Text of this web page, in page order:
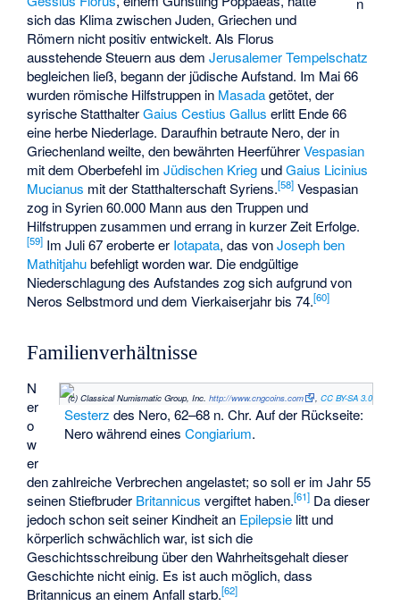
sich das Klima zwischen Juden, Griechen und
Römern nicht positiv entwickelt. Als Florus
ausstehende Steuern aus demJerusalemer Tempelschatz
begleichen ließ, begann der jüdische Aufstand. Im Mai 66
wurden römische Hilfstruppen in Masadagetötet, der
syrische StatthalterGaius Cestius Gallus erlitt Ende 66
eine herbe Niederlage. Daraufhin betraute Nero, der in
Griechenland weilte, den bewährten HeerführerVespasian
mit dem Oberbefehl imJüdischen Krieg undGaius Licinius
Mucianus mit der Statthalterschaft Syriens.[58] Vespasian
zog in Syrien 60.000 Mann aus den Truppen und
Hilfstruppen zusammen und errang in kurzer Zeit Erfolge.
[59] Im Juli 67 eroberte er Iotapata, das vonJoseph ben
Mathitjahubefehligt worden war. Die endgültige
Niederschlagung des Aufstandes zog sich aufgrund von
Neros Selbstmord und dem Vierkaiserjahr bis 74.[60]
Familienverhältnisse
(c) Classical Numismatic Group, Inc. http://www.cngcoins.com , CC BY-SA 3.0
Sesterz des Nero, 62–68 n. Chr. Auf der Rückseite:
Nero während eines Congiarium.
N
er
o
w
er
den zahlreiche Verbrechen angelastet; so soll er im Jahr 55
seinen Stiefbruder Britannicus vergiftet haben.[61] Da dieser
jedoch schon seit seiner Kindheit an Epilepsie litt und
körperlich schwächlich war, ist sich die
Geschichtsschreibung über den Wahrheitsgehalt dieser
Geschichte nicht einig. Es ist auch möglich, dass
Britannicus an einem Anfall starb.[62]